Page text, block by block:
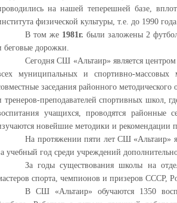
на нашей теперешней базе,
физической культуры, т.е. до 1990
В том же 1981г. были заложены 2
беговые дорожки.
Сегодня СШ «Альтаир» является
муниципальных и спортивно-
заседания районного
тренеров-преподавателей спортивных школ,
учащихся, проводятся районные
новейшие методики и рекомендации
На протяжении пяти лет СШ «Альтаир»
учебный год среди учреждений
За годы существования школы на
спорта, чемпионов и призеров СССР,
В СШ «Альтаир» обучаются 1350